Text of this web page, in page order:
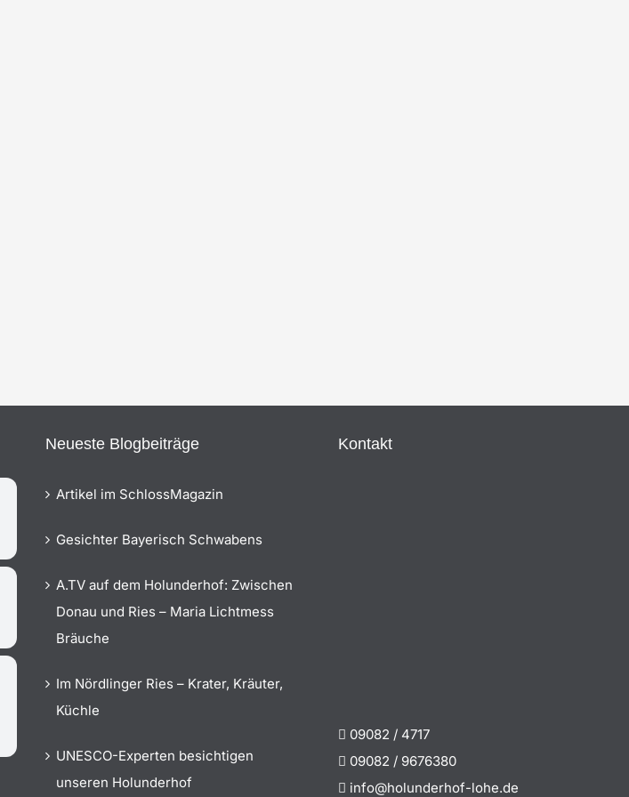
Neueste Blogbeiträge
Artikel im SchlossMagazin
Gesichter Bayerisch Schwabens
A.TV auf dem Holunderhof: Zwischen
Donau und Ries – Maria Lichtmess
Bräuche
Im Nördlinger Ries – Krater, Kräuter,
Küchle
UNESCO-Experten besichtigen
unseren Holunderhof
Kontakt
09082 / 4717
09082 / 9676380
info@holunderhof-lohe.de